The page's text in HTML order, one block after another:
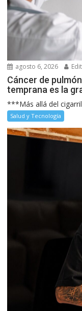
agosto 6, 2026
Cáncer de
temprana es la
***Más allá del
Salud y Tecnología